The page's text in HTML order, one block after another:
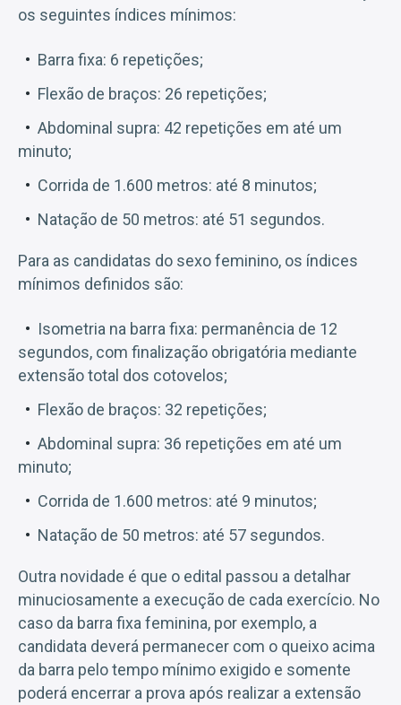
os seguintes índices mínimos:
Barra fixa: 6 repetições;
Flexão de braços: 26 repetições;
Abdominal supra: 42 repetições em até um
minuto;
Corrida de 1.600 metros: até 8 minutos;
Natação de 50 metros: até 51 segundos.
Para as candidatas do sexo feminino, os índices
mínimos definidos são:
Isometria na barra fixa: permanência de 12
segundos, com finalização obrigatória mediante
extensão total dos cotovelos;
Flexão de braços: 32 repetições;
Abdominal supra: 36 repetições em até um
minuto;
Corrida de 1.600 metros: até 9 minutos;
Natação de 50 metros: até 57 segundos.
Outra novidade é que o edital passou a detalhar
minuciosamente a execução de cada exercício. No
caso da barra fixa feminina, por exemplo, a
candidata deverá permanecer com o queixo acima
da barra pelo tempo mínimo exigido e somente
poderá encerrar a prova após realizar a extensão